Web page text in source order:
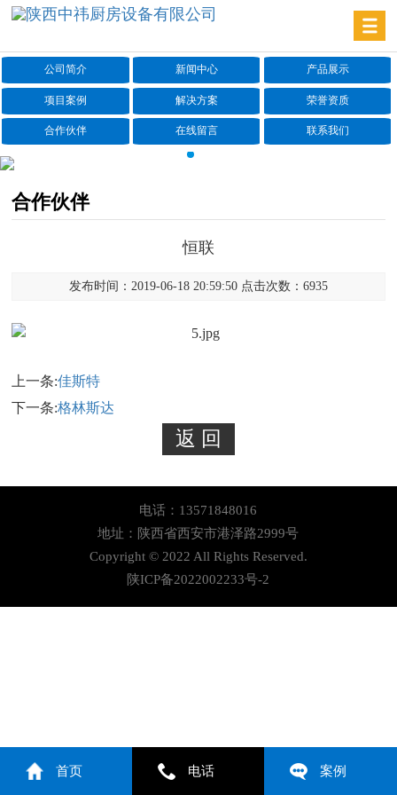
公司简介 新闻中心 产品展示
项目案例 解决方案 荣誉资质
合作伙伴 在线留言 联系我们
合作伙伴
恒联
发布时间：2019-06-18 20:59:50 点击次数：6935
上一条:佳斯特
下一条:格林斯达
电话：13571848016
地址：陕西省西安市港泽路2999号
Copyright © 2022 All Rights Reserved.
陕ICP备2022002233号-2
首页 电话 案例